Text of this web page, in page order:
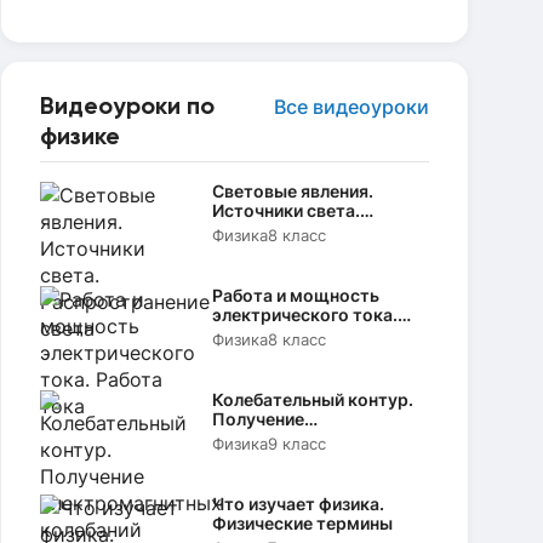
Видеоуроки по
физике
Все видеоуроки
Световые явления.
Источники света.
Распространение света
Физика8 класс
Работа и мощность
электрического тока.
Работа тока
Физика8 класс
Колебательный контур.
Получение
электромагнитных
колебаний
Физика9 класс
Что изучает физика.
Физические термины